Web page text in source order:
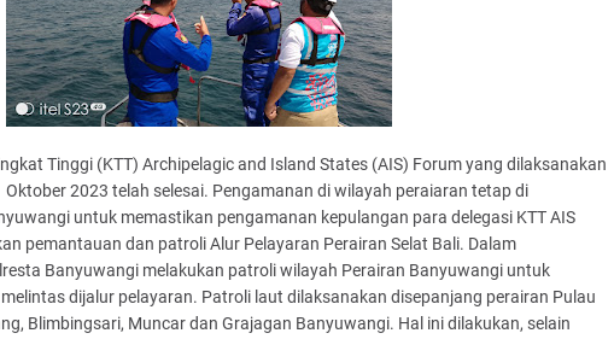
Tinggi (KTT) Archipelagic and Island States (AIS) Forum yang dilaksanakan
Oktober 2023 telah selesai. Pengamanan di wilayah peraiaran tetap di
untuk memastikan pengamanan kepulangan para delegasi KTT AIS
pemantauan dan patroli Alur Pelayaran Perairan Selat Bali. Dalam
Banyuwangi melakukan patroli wilayah Perairan Banyuwangi untuk
dijalur pelayaran. Patroli laut dilaksanakan disepanjang perairan Pulau
Blimbingsari, Muncar dan Grajagan Banyuwangi. Hal ini dilakukan, selain